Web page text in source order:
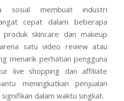
sosial membuat industri
cepat dalam beberapa
skincare dan makeup
satu video review atau
menarik perhatian pengguna
live shopping dan affiliate
meningkatkan penjualan
dalam waktu singkat.